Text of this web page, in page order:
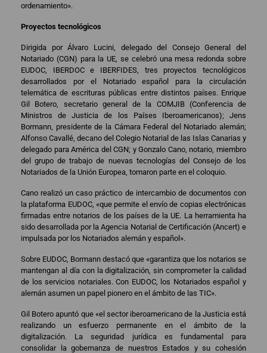
ordenamiento».
Proyectos tecnológicos
Dirigida por Álvaro Lucini, delegado del Consejo General del
Notariado (CGN) para la UE, se celebró una mesa redonda sobre
EUDOC, IBERDOC e IBERFIDES, tres proyectos tecnológicos
desarrollados por el Notariado español para la circulación
telemática de escrituras públicas entre distintos países. Enrique
Gil Botero, secretario general de la COMJIB (Conferencia de
Ministros de Justicia de los Países Iberoamericanos); Jens
Bormann, presidente de la Cámara Federal del Notariado alemán;
Alfonso Cavallé, decano del Colegio Notarial de las Islas Canarias y
delegado para América del CGN; y Gonzalo Cano, notario, miembro
del grupo de trabajo de nuevas tecnologías del Consejo de los
Notariados de la Unión Europea, tomaron parte en el coloquio.
Cano realizó un caso práctico de intercambio de documentos con
la plataforma EUDOC, «que permite el envío de copias electrónicas
firmadas entre notarios de los países de la UE. La herramienta ha
sido desarrollada por la Agencia Notarial de Certificación (Ancert) e
impulsada por los Notariados alemán y español».
Sobre EUDOC, Bormann destacó que «garantiza que los notarios se
mantengan al día con la digitalización, sin comprometer la calidad
de los servicios notariales. Con EUDOC, los Notariados español y
alemán asumen un papel pionero en el ámbito de las TIC».
Gil Botero apuntó que «el sector iberoamericano de la Justicia está
realizando un esfuerzo permanente en el ámbito de la
digitalización. La seguridad jurídica es fundamental para
consolidar la gobernanza de nuestros Estados y su cohesión